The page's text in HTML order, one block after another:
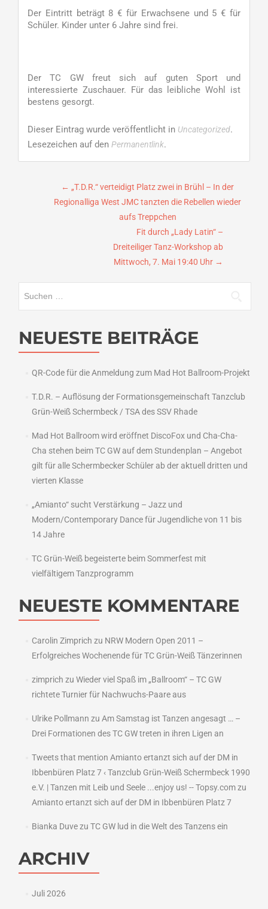
Der Eintritt beträgt 8 € für Erwachsene und 5 € für
Schüler. Kinder unter 6 Jahre sind frei.
Der TC GW freut sich auf guten Sport und
interessierte Zuschauer. Für das leibliche Wohl ist
bestens gesorgt.
Dieser Eintrag wurde veröffentlicht in Uncategorized.
Lesezeichen auf den Permanentlink.
Beitragsnavigation
← „T.D.R.“ verteidigt Platz zwei in Brühl – In der
Regionalliga West JMC tanzten die Rebellen wieder
aufs Treppchen
Fit durch „Lady Latin“ –
Dreiteiliger Tanz-Workshop ab
Mittwoch, 7. Mai 19:40 Uhr →
NEUESTE BEITRÄGE
QR-Code für die Anmeldung zum Mad Hot Ballroom-Projekt
T.D.R. – Auflösung der Formationsgemeinschaft Tanzclub
Grün-Weiß Schermbeck / TSA des SSV Rhade
Mad Hot Ballroom wird eröffnet DiscoFox und Cha-Cha-
Cha stehen beim TC GW auf dem Stundenplan – Angebot
gilt für alle Schermbecker Schüler ab der aktuell dritten und
vierten Klasse
„Amianto“ sucht Verstärkung – Jazz und
Modern/Contemporary Dance für Jugendliche von 11 bis
14 Jahre
TC Grün-Weiß begeisterte beim Sommerfest mit
vielfältigem Tanzprogramm
NEUESTE KOMMENTARE
Carolin Zimprich zu NRW Modern Open 2011 –
Erfolgreiches Wochenende für TC Grün-Weiß Tänzerinnen
zimprich zu Wieder viel Spaß im „Ballroom“ – TC GW
richtete Turnier für Nachwuchs-Paare aus
Ulrike Pollmann zu Am Samstag ist Tanzen angesagt … –
Drei Formationen des TC GW treten in ihren Ligen an
Tweets that mention Amianto ertanzt sich auf der DM in
Ibbenbüren Platz 7 ‹ Tanzclub Grün-Weiß Schermbeck 1990
e.V. | Tanzen mit Leib und Seele ...enjoy us! -- Topsy.comzu
Amianto ertanzt sich auf der DM in Ibbenbüren Platz 7
Bianka Duvezu TC GW lud in die Welt des Tanzens ein
ARCHIV
Juli 2026